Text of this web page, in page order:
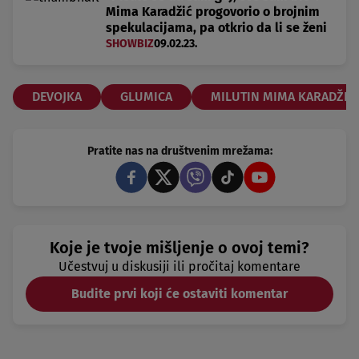
Mima Karadžić progovorio o brojnim
spekulacijama, pa otkrio da li se ženi
SHOWBIZ09.02.23.
DEVOJKA GLUMICA MILUTIN MIMA KARADŽIĆ
Pratite nas na društvenim mrežama:
Koje je tvoje mišljenje o ovoj temi?
Učestvuj u diskusiji ili pročitaj komentare
Budite prvi koji će ostaviti komentar